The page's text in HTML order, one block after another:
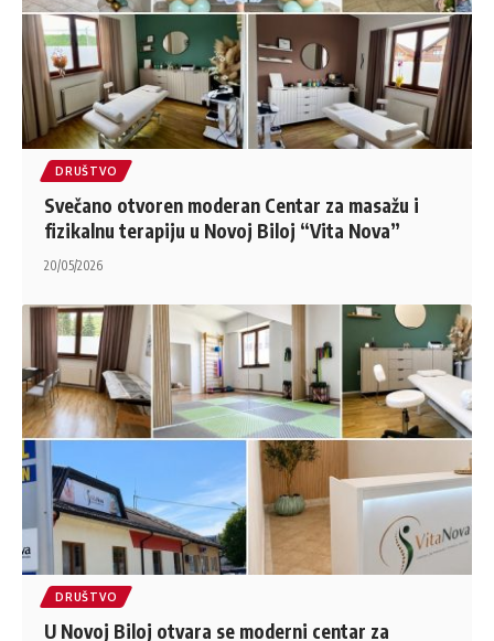
DRUŠTVO
Svečano otvoren moderan Centar za masažu i
fizikalnu terapiju u Novoj Biloj “Vita Nova”
20/05/2026
DRUŠTVO
U Novoj Biloj otvara se moderni centar za